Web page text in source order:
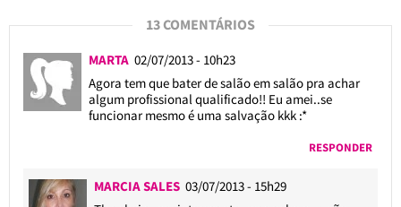
13 COMENTÁRIOS
MARTA 02/07/2013 - 10h23
Agora tem que bater de salão em salão pra achar
algum profissional qualificado!! Eu amei..se
funcionar mesmo é uma salvação kkk :*
RESPONDER
MARCIA SALES 03/07/2013 - 15h29